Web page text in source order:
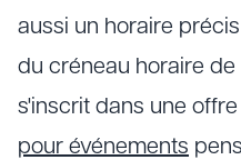
aussi un horaire
du créneau horaire de
s'inscrit dans une
pour événements